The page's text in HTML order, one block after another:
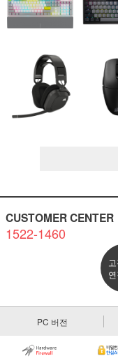
CUSTOMER CENTER
1522-1460
PC 버전